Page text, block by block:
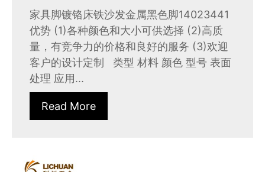
家具脚镀铬床铁沙发金属黑色脚14023441
优势 (1)各种颜色和大小可供选择 (2)高质
量，有竞争力的价格和良好的服务 (3)欢迎
客户的设计定制 类型 材料 颜色 型号 表面
处理 应用...
Read More